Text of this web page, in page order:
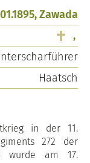
Zawada
,
Haatsch
in der 11.
272 der
wurde am 17.